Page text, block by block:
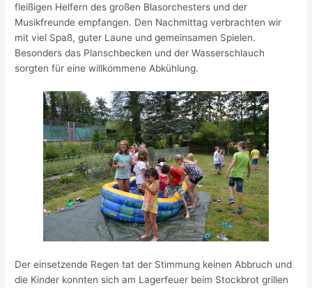
fleißigen Helfern des großen Blasorchesters und der
Musikfreunde empfangen. Den Nachmittag verbrachten wir
mit viel Spaß, guter Laune und gemeinsamen Spielen.
Besonders das Planschbecken und der Wasserschlauch
sorgten für eine willkommene Abkühlung.
Der einsetzende Regen tat der Stimmung keinen Abbruch und
die Kinder konnten sich am Lagerfeuer beim Stockbrot grillen